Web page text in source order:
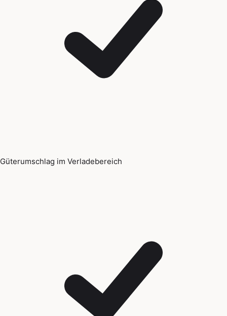
Güterumschlag im Verladebereich